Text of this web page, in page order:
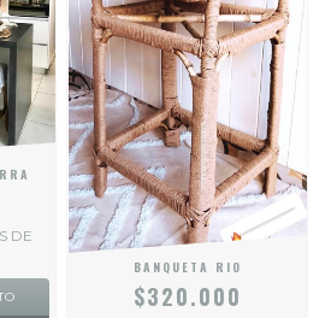
DE
BANQUETA RIO
$320.000